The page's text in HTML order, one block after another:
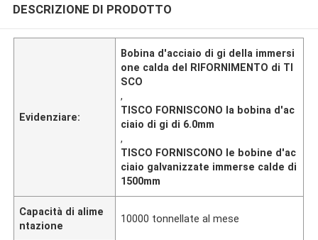
DESCRIZIONE DI PRODOTTO
Evidenziare:
Bobina d'acciaio di gi della immersi
one calda del RIFORNIMENTO di TI
SCO
,
TISCO FORNISCONO la bobina d'ac
ciaio di gi di 6.0mm
,
TISCO FORNISCONO le bobine d'ac
ciaio galvanizzate immerse calde di
1500mm
Capacità di alime
ntazione
10000 tonnellate al mese